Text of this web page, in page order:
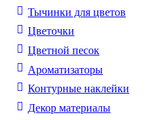
Тычинки для цветов
Цветочки
Цветной песок
Ароматизаторы
Контурные наклейки
Декор материалы